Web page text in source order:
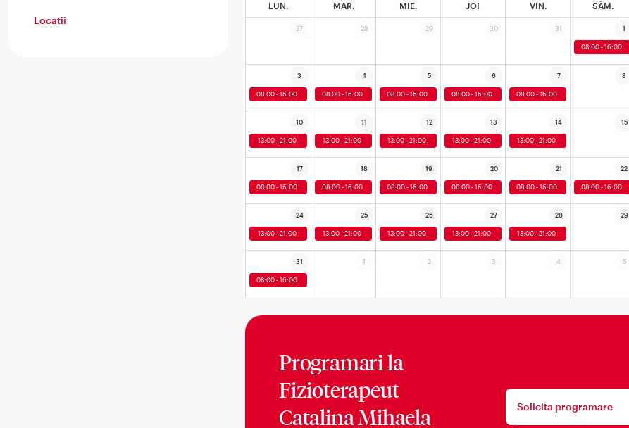
Locatii
LUN. MAR. MIE. JOI VIN. SÂM.
27 28 29 30 31 1
08:00 - 16:00
3 4 5 6 7 8
08:00 - 16:00 08:00 - 16:00 08:00 - 16:00 08:00 - 16:00 08:00 - 16:00
10 11 12 13 14 15
13:00 - 21:00 13:00 - 21:00 13:00 - 21:00 13:00 - 21:00 13:00 - 21:00
17 18 19 20 21 22
08:00 - 16:00 08:00 - 16:00 08:00 - 16:00 08:00 - 16:00 08:00 - 16:00 08:00 - 16:00
24 25 26 27 28 29
13:00 - 21:00 13:00 - 21:00 13:00 - 21:00 13:00 - 21:00 13:00 - 21:00
31 1 2 3 4 5
08:00 - 16:00
Programari la
Fizioterapeut
Catalina Mihaela
Solicita programare